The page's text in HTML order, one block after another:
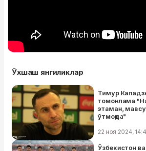
Ўхшаш янгиликлар
Тимур
томонлама
этаман,
ўтмоқда"
22 ноя 2024,
Ўзбекистон